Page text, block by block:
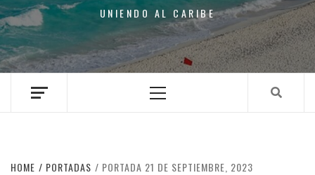
UNIENDO AL CARIBE
Menu
HOME PORTADAS PORTADA 21 DE SEPTIEMBRE, 2023